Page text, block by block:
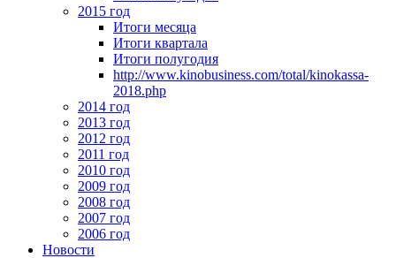
2015 год
Итоги месяца
Итоги квартала
Итоги полугодия
http://www.kinobusiness.com/total/kinokassa-
2018.php
2014 год
2013 год
2012 год
2011 год
2010 год
2009 год
2008 год
2007 год
2006 год
Новости